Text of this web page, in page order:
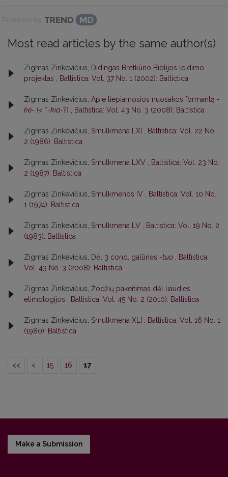
Powered by
Most read articles by the same author(s)
Zigmas Zinkevičius,
Didingas Bretkūno Biblijos leidimo
projektas
Baltistica: Vol. 37 No. 1 (2002): Baltictica
Zigmas Zinkevičius, Apie liepiamosios nuosakos formantą -
ke- (< *-kia-?) Baltistica: Vol. 43 No. 3 (2008): Baltistica
Zigmas Zinkevičius, Smulkmena LXI
Baltistica: Vol. 22 No.
2 (1986): Baltistica
Zigmas Zinkevičius, Smulkmena LXV
Baltistica: Vol. 23 No.
2 (1987): Baltistica
Zigmas Zinkevičius, Smulkmenos IV
Baltistica: Vol. 10 No.
1 (1974): Baltistica
Zigmas Zinkevičius, Smulkmena LV
Baltistica: Vol. 19 No. 2
(1983): Baltistica
Zigmas Zinkevičius, Dėl 3 cond. galūnės -tuo
Baltistica:
Vol. 43 No. 3 (2008): Baltistica
Zigmas Zinkevičius, Žodžių pakeitimas dėl liaudies
etimologijos
Baltistica: Vol. 45 No. 2 (2010): Baltistica
Zigmas Zinkevičius, Smulkmena XLI
Baltistica: Vol. 16 No. 1
(1980): Baltistica
<< < 15 16 17
Make a Submission